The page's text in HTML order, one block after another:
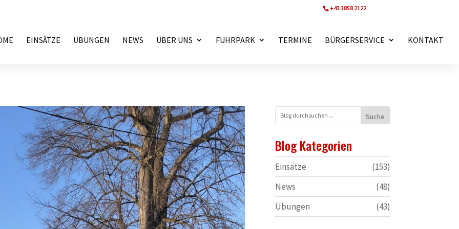
+43 3858 2122
EINSÄTZE ÜBUNGEN NEWS ÜBER UNS FUHRPARK TERMINE BÜRGERSERVICE KONTAKT
Blog Kategorien
Einsätze
(153)
News
(48)
Übungen
(43)